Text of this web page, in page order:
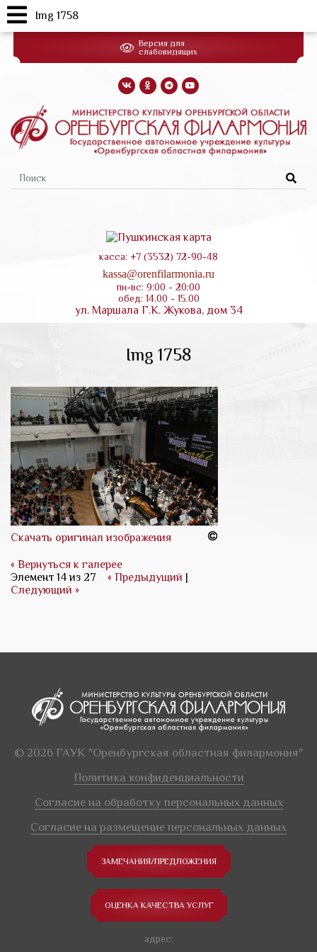
Перейти
основному
Форма
поиска
касса: +7 (3532) 72-90-48
kassa@orenfilarmonia.ru
пн-вс: 9:00 - 20:00
обед: 14.00 - 15.00
ул. Маршала Г.К. Жукова, дом 34
Версия для
слабовидящих
Img 1758
Скачать оригинал изображения
« Вернуться к галерее
Элемент 14 из 27
« Предыдущий |
Следующий »
Img 1758
© 2026 ГАУК "Оренбургская областная филармония"
Политика конфиденциальности
Согласие на обработку персональных данных
Согласие на размещение персональных данных
ЗАМЕЧАНИЯ/ПРЕДЛОЖЕНИЯ
ОЦЕНКА КАЧЕСТВА УСЛУГ
адрес: